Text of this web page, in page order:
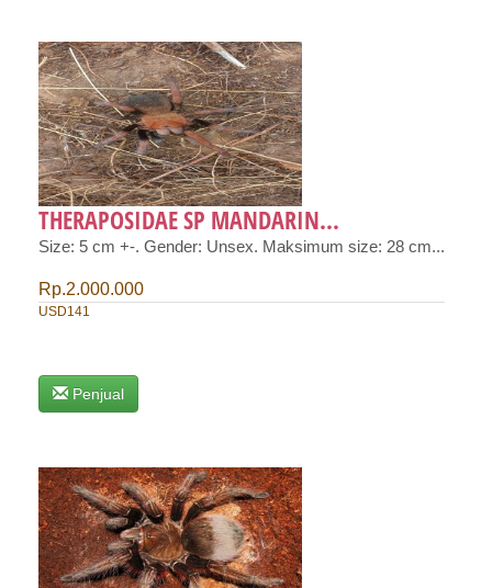
THERAPOSIDAE SP MANDARIN...
Size: 5 cm +-. Gender: Unsex. Maksimum size: 28 cm...
Rp.2.000.000
USD141
Penjual